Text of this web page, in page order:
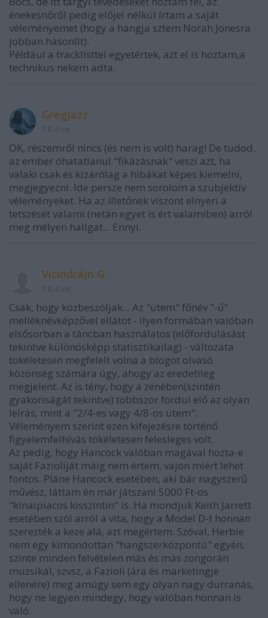
énekesnőről pedig előjel nélkül írtam a saját
véleményemet (hogy a hangja sztem Norah Jonesra
jobban hasonlít).
Például a tracklisttel egyetértek, azt el is hoztam,a
technikus nekem adta.
GregJazz
OK, részemről nincs (és nem is volt) harag! De tudod,
az ember óhatatlanul "fikázásnak" veszi azt, ha
valaki csak és kizárólag a hibákat képes kiemelni,
megjegyezni. Ide persze nem sorolom a szubjektív
véleményeket. Ha az illetőnek viszont elnyeri a
tetszését valami (netán egyet is ért valamiben) arról
meg mélyen hallgat... Ennyi.
Vicindrájn G.
Csak, hogy közbeszóljak... Az "ütem" főnév "-ű"
melléknévképzővel ellátot - ilyen formában valóban
elsősorban a táncban használatos (előfordulásást
tekintve különösképp statisztikailag) - változata
tökéletesen megfelelt volna a blogot olvasó
közönség számára úgy, ahogy az eredetileg
megjelent. Az is tény, hogy a zenében(szintén
gyakoriságát tekintve) többször fordul elő az olyan
leírás, mint a "2/4-es vagy 4/8-os ütem".
Véleményem szerint ezen kifejezésre történő
figyelemfelhívás tökéletesen felesleges volt.
Az pedig, hogy Hancock valóban magával hozta-e
saját Fazioliját máig nem értem, vajon miért lehet
fontos. Pláne Hancock esetében, aki bár nagyszerű
művész, láttam én már játszani 5000 Ft-os
"kínaipiacos kisszintin" is. Ha mondjuk Keith Jarrett
esetében szól arról a vita, hogy a Model D-t honnan
szerezték a keze alá, azt megértem. Szóval, Herbie
nem egy kimondottan "hangszerközpontú" egyén,
szinte minden felvételen más és más zongorán
muzsikál, szvsz, a Fazioli (ára és marketingje
ellenére) meg amúgy sem egy olyan nagy durranás,
hogy ne legyen mindegy, hogy valóban honnan is
való.